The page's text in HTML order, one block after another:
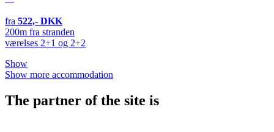
fra 522,- DKK
200m fra stranden
værelses 2+1 og 2+2
Show
Show more accommodation
The partner of the site is